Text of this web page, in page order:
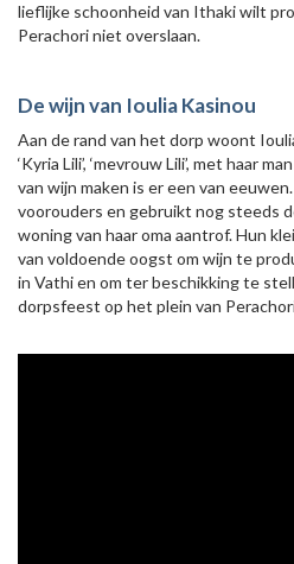
lieflijke schoonheid van Ithaki wilt
Perachori niet overslaan.
De wijn van Ioulia Kasinou
Aan de rand van het dorp woont
‘Kyria Lili’, ‘mevrouw Lili’, met haar
van wijn maken is er een van
voorouders en gebruikt nog steeds
woning van haar oma aantrof. Hun
van voldoende oogst om wijn te
in Vathi en om ter beschikking te
dorpsfeest op het plein van